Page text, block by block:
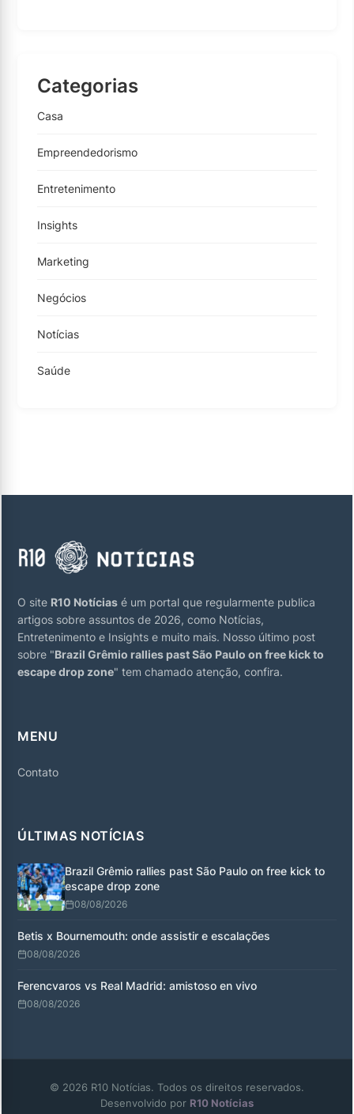
Categorias
Casa
Empreendedorismo
Entretenimento
Insights
Marketing
Negócios
Notícias
Saúde
O site R10 Notícias é um portal que regularmente publica
artigos sobre assuntos de 2026, como Notícias,
Entretenimento e Insights e muito mais. Nosso último post
sobre "Brazil Grêmio rallies past São Paulo on free kick to
escape drop zone" tem chamado atenção, confira.
MENU
Contato
ÚLTIMAS NOTÍCIAS
Brazil Grêmio rallies past São Paulo on free kick to
escape drop zone
08/08/2026
Betis x Bournemouth: onde assistir e escalações
08/08/2026
Ferencvaros vs Real Madrid: amistoso en vivo
08/08/2026
© 2026 R10 Notícias. Todos os direitos reservados.
Desenvolvido por R10 Notícias